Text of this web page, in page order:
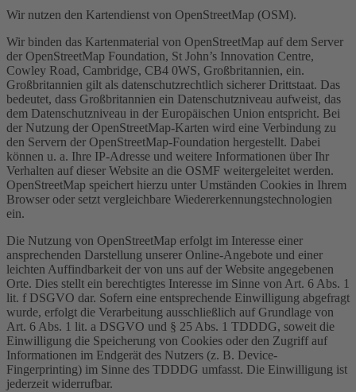
Wir nutzen den Kartendienst von OpenStreetMap (OSM).
Wir binden das Kartenmaterial von OpenStreetMap auf dem Server
der OpenStreetMap Foundation, St John’s Innovation Centre,
Cowley Road, Cambridge, CB4 0WS, Großbritannien, ein.
Großbritannien gilt als datenschutzrechtlich sicherer Drittstaat. Das
bedeutet, dass Großbritannien ein Datenschutzniveau aufweist, das
dem Datenschutzniveau in der Europäischen Union entspricht. Bei
der Nutzung der OpenStreetMap-Karten wird eine Verbindung zu
den Servern der OpenStreetMap-Foundation hergestellt. Dabei
können u. a. Ihre IP-Adresse und weitere Informationen über Ihr
Verhalten auf dieser Website an die OSMF weitergeleitet werden.
OpenStreetMap speichert hierzu unter Umständen Cookies in Ihrem
Browser oder setzt vergleichbare Wiedererkennungstechnologien
ein.
Die Nutzung von OpenStreetMap erfolgt im Interesse einer
ansprechenden Darstellung unserer Online-Angebote und einer
leichten Auffindbarkeit der von uns auf der Website angegebenen
Orte. Dies stellt ein berechtigtes Interesse im Sinne von Art. 6 Abs. 1
lit. f DSGVO dar. Sofern eine entsprechende Einwilligung abgefragt
wurde, erfolgt die Verarbeitung ausschließlich auf Grundlage von
Art. 6 Abs. 1 lit. a DSGVO und § 25 Abs. 1 TDDDG, soweit die
Einwilligung die Speicherung von Cookies oder den Zugriff auf
Informationen im Endgerät des Nutzers (z. B. Device-
Fingerprinting) im Sinne des TDDDG umfasst. Die Einwilligung ist
jederzeit widerrufbar.